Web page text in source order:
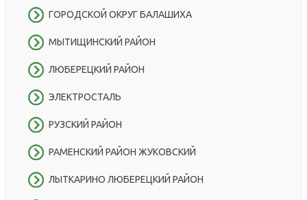
ГОРОДСКОЙ ОКРУГ БАЛАШИХА
МЫТИЩИНСКИЙ РАЙОН
ЛЮБЕРЕЦКИЙ РАЙОН
ЭЛЕКТРОСТАЛЬ
РУЗСКИЙ РАЙОН
РАМЕНСКИЙ РАЙОН ЖУКОВСКИЙ
ЛЫТКАРИНО ЛЮБЕРЕЦКИЙ РАЙОН